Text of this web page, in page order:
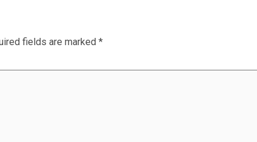
fields are marked *